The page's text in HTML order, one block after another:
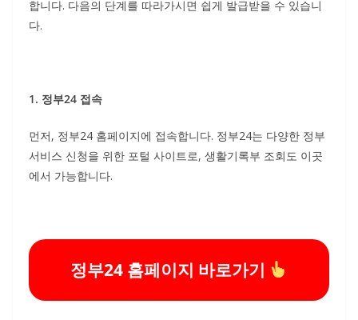
합니다. 다음의 단계를 따라가시면 쉽게 발급받을 수 있습니
다.
1. 정부24 접속
먼저, 정부24 홈페이지에 접속합니다. 정부24는 다양한 정부
서비스 신청을 위한 포털 사이트로, 생활기록부 조회도 이곳
에서 가능합니다.
정부24 홈페이지 바로가기